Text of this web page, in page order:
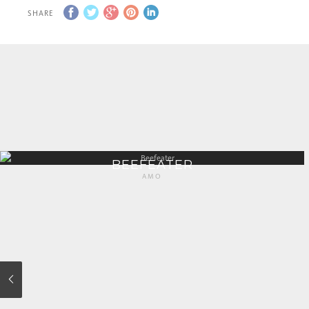
SHARE
BEEFEATER
AMO